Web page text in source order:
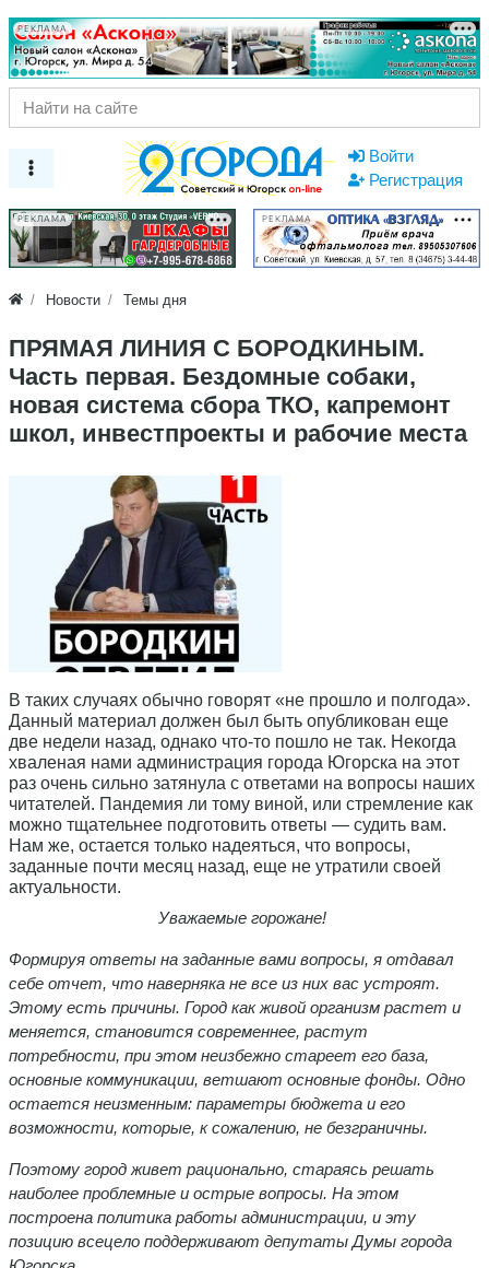
РЕКЛАМА
Войти
Регистрация
РЕКЛАМА РЕКЛАМА
Новости Темы дня
ПРЯМАЯ ЛИНИЯ С БОРОДКИНЫМ.
Часть первая. Бездомные собаки,
новая система сбора ТКО, капремонт
школ, инвестпроекты и рабочие места
В таких случаях обычно говорят «не прошло и полгода».
Данный материал должен был быть опубликован еще
две недели назад, однако что-то пошло не так. Некогда
хваленая нами администрация города Югорска на этот
раз очень сильно затянула с ответами на вопросы наших
читателей. Пандемия ли тому виной, или стремление как
можно тщательнее подготовить ответы — судить вам.
Нам же, остается только надеяться, что вопросы,
заданные почти месяц назад, еще не утратили своей
актуальности.
Уважаемые горожане!
Формируя ответы на заданные вами вопросы, я отдавал
себе отчет, что наверняка не все из них вас устроят.
Этому есть причины. Город как живой организм растет и
меняется, становится современнее, растут
потребности, при этом неизбежно стареет его база,
основные коммуникации, ветшают основные фонды. Одно
остается неизменным: параметры бюджета и его
возможности, которые, к сожалению, не безграничны.
Поэтому город живет рационально, стараясь решать
наиболее проблемные и острые вопросы. На этом
построена политика работы администрации, и эту
позицию всецело поддерживают депутаты Думы города